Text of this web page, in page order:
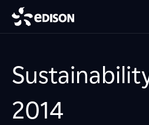
2014